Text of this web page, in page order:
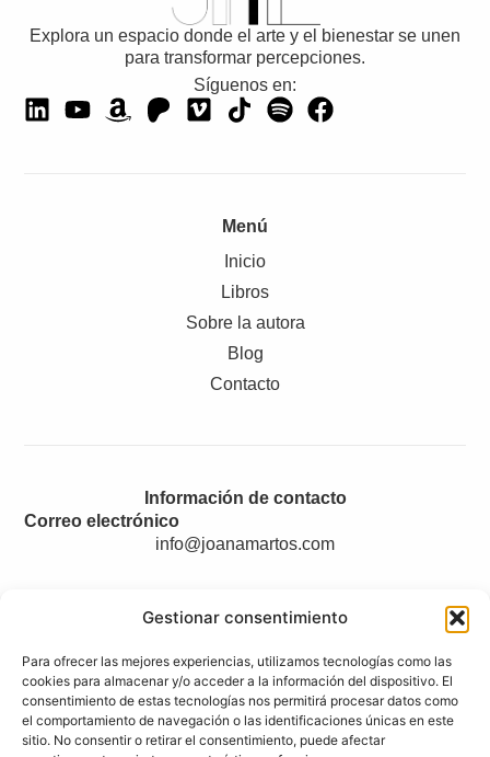
Gestionar consentimiento
Para ofrecer las mejores experiencias, utilizamos tecnologías como las
cookies para almacenar y/o acceder a la información del dispositivo. El
consentimiento de estas tecnologías nos permitirá procesar datos como
el comportamiento de navegación o las identificaciones únicas en este
sitio. No consentir o retirar el consentimiento, puede afectar
Explora un espacio donde el arte y el bienestar se unen
para transformar percepciones.
Síguenos en:
Menú
Inicio
Libros
Sobre la autora
Blog
Contacto
Información de contacto
Correo electrónico
info@joanamartos.com
Aviso legal
Accesibilidad
Políticas de privacidad